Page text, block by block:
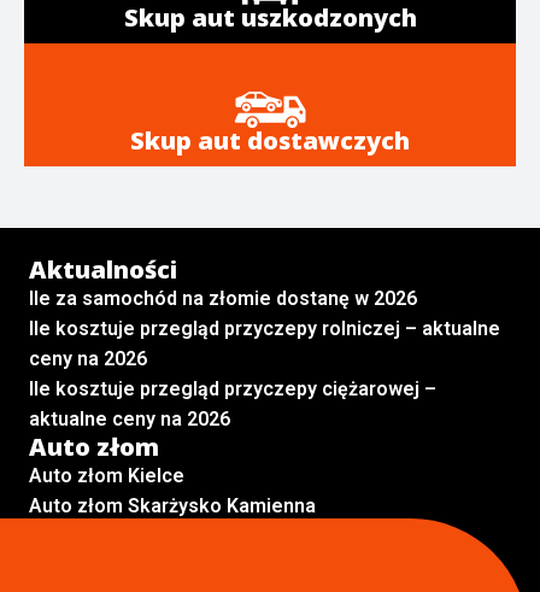
Skup aut uszkodzonych
Skup aut dostawczych
Aktualności
Ile za samochód na złomie dostanę w 2026
Ile kosztuje przegląd przyczepy rolniczej – aktualne
ceny na 2026
Ile kosztuje przegląd przyczepy ciężarowej –
aktualne ceny na 2026
Auto złom
Auto złom Kielce
Auto złom Skarżysko Kamienna